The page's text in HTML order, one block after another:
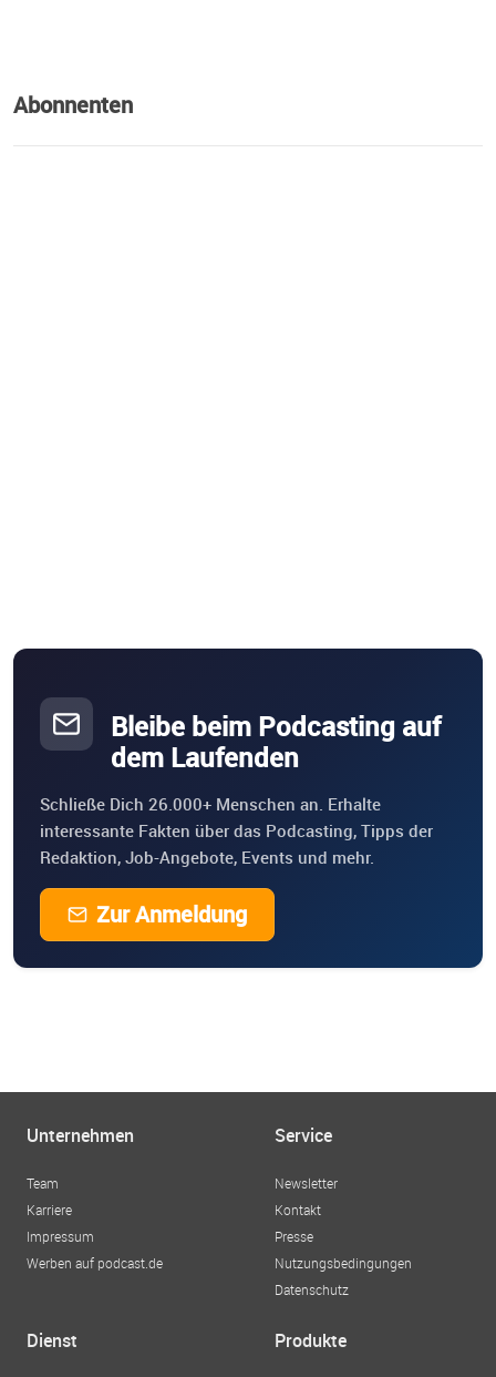
Abonnenten
Bleibe beim Podcasting auf
dem Laufenden
Schließe Dich 26.000+ Menschen an. Erhalte
interessante Fakten über das Podcasting, Tipps der
Redaktion, Job-Angebote, Events und mehr.
Zur Anmeldung
Unternehmen
Team
Karriere
Impressum
Werben auf podcast.de
Service
Newsletter
Kontakt
Presse
Nutzungsbedingungen
Datenschutz
Dienst Produkte